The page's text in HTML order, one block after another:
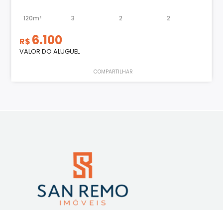
120m² 3 2 2
R$ 6.100
VALOR DO ALUGUEL
COMPARTILHAR